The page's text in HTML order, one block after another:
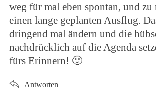
weg für mal eben spontan, und
einen lange geplanten Ausflug.
dringend mal ändern und die
nachdrücklich auf die Agenda
fürs Erinnern! 🙂
Antworten